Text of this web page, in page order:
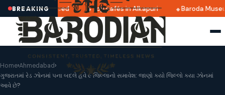
BREAKING
dates announced Top cafés in Alkapuri Baroda
Home›Ahmedabad›
ગુજરાતમાં રેડ ઝોનમાં ૫ના બદલે હવે ૯ જિલ્લાનો સમાવેશ: જાણો કયો જિલ્લો ક્યા ઝોનમાં
આવે છે?